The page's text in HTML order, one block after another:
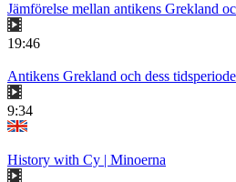
Jämförelse mellan antikens Grekland
19:46
Antikens Grekland och dess
9:34
History with Cy | Minoerna